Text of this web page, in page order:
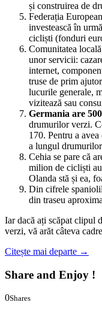
și construirea de
Federația
investească în
cicliști (fonduri
Comunitatea
unor servicii:
internet,
truse de prim
lucurile generale,
vizitează sau
Germania are
drumurilor verzi.
170. Pentru a
a lungul
Cehia se pare că
milion de cicliști
Olanda stă și ea,
Din cifrele
din traseu
Iar dacă ați scăpat clipul
verzi, vă arăt câteva
Citește mai departe →
Share and Enjoy !
0Shares